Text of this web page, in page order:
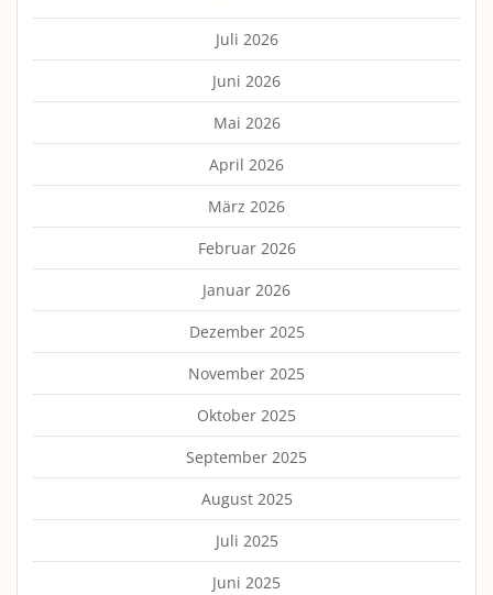
Juli 2026
Juni 2026
Mai 2026
April 2026
März 2026
Februar 2026
Januar 2026
Dezember 2025
November 2025
Oktober 2025
September 2025
August 2025
Juli 2025
Juni 2025